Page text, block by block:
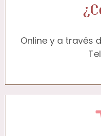
Online y a través